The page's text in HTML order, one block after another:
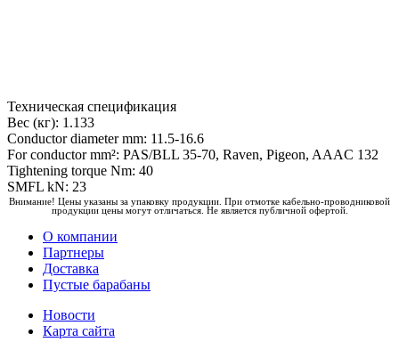
Техническая спецификация
Вес (кг): 1.133
Conductor diameter mm: 11.5-16.6
For conductor mm²: PAS/BLL 35-70, Raven, Pigeon, AAAC 132
Tightening torque Nm: 40
SMFL kN: 23
Внимание! Цены указаны за упаковку продукции. При отмотке кабельно-проводниковой
продукции цены могут отличаться. Не является публичной офертой.
О компании
Партнеры
Доставка
Пустые барабаны
Новости
Карта сайта